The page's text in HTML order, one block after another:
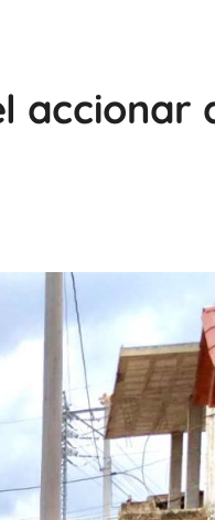
accionar